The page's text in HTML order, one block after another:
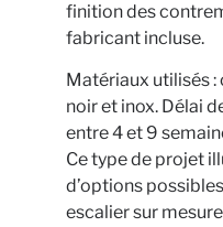
finition des
fabricant incluse.
Matériaux utilisés :
noir et inox. Délai
entre 4 et 9
Ce type de projet
d’options
escalier sur